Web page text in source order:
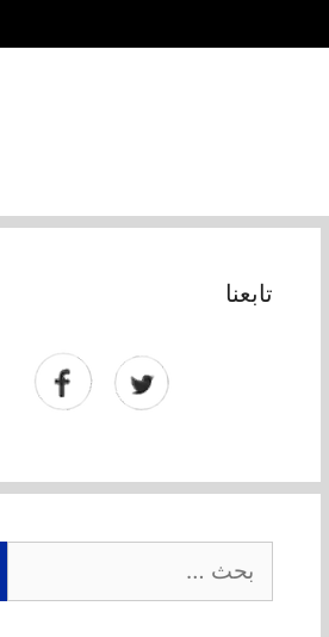
تابعنا
البحث
عن: